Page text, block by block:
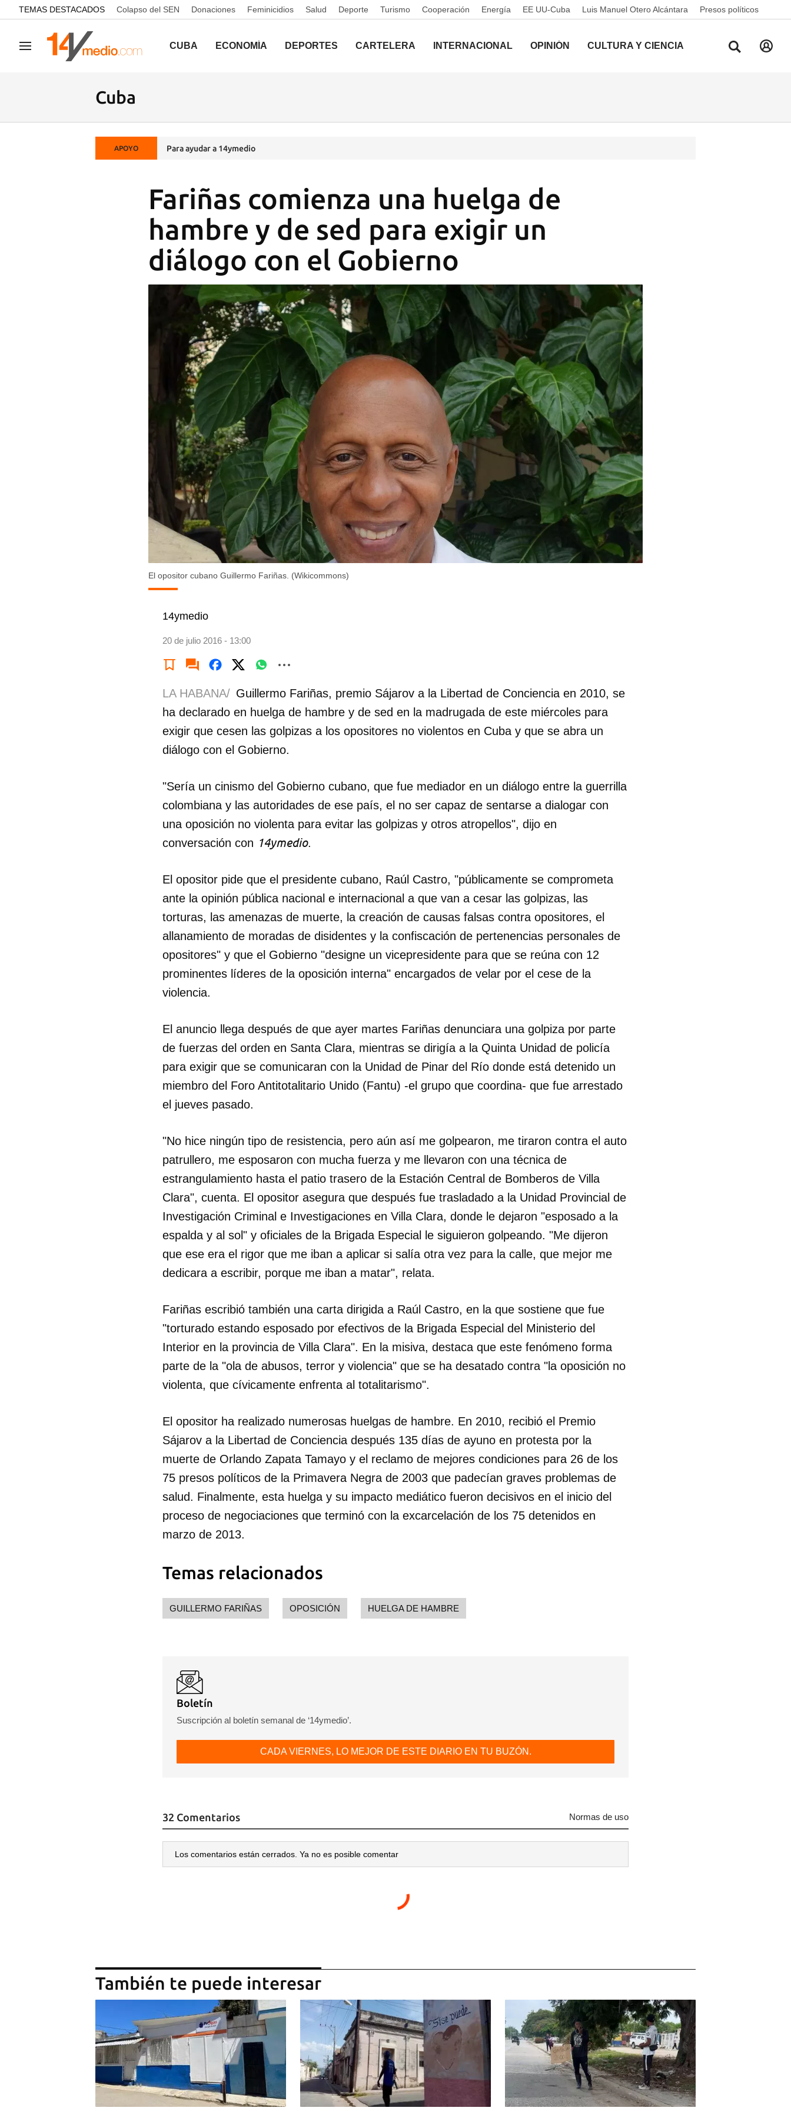
common.go-to-content
TEMAS DESTACADOS Colapso del SEN Donaciones Feminicidios Salud Deporte Turismo Cooperación Energía EE UU-Cuba Luis Manuel Otero Alcántara Presos políticos
Navegación CUBA ECONOMÍA DEPORTES CARTELERA INTERNACIONAL OPINIÓN CULTURA Y CIENCIA
Cuba
APOYO Para ayudar a 14ymedio
Fariñas comienza una huelga de
hambre y de sed para exigir un
diálogo con el Gobierno
El opositor cubano Guillermo Fariñas. (Wikicommons)
14ymedio
20 de julio 2016 - 13:00
Guardar como favorito
cuenta de 14ymedio.
INICIAR SESIÓN CANCELAR
LA HABANA/ Guillermo Fariñas, premio Sájarov a la Libertad de Conciencia en 2010, se
ha declarado en huelga de hambre y de sed en la madrugada de este miércoles para
exigir que cesen las golpizas a los opositores no violentos en Cuba y que se abra un
diálogo con el Gobierno.
"Sería un cinismo del Gobierno cubano, que fue mediador en un diálogo entre la guerrilla
colombiana y las autoridades de ese país, el no ser capaz de sentarse a dialogar con
una oposición no violenta para evitar las golpizas y otros atropellos", dijo en
conversación con 14ymedio.
El opositor pide que el presidente cubano, Raúl Castro, "públicamente se comprometa
ante la opinión pública nacional e internacional a que van a cesar las golpizas, las
torturas, las amenazas de muerte, la creación de causas falsas contra opositores, el
allanamiento de moradas de disidentes y la confiscación de pertenencias personales de
opositores" y que el Gobierno "designe un vicepresidente para que se reúna con 12
prominentes líderes de la oposición interna" encargados de velar por el cese de la
violencia.
El anuncio llega después de que ayer martes Fariñas denunciara una golpiza por parte
de fuerzas del orden en Santa Clara, mientras se dirigía a la Quinta Unidad de policía
para exigir que se comunicaran con la Unidad de Pinar del Río donde está detenido un
miembro del Foro Antitotalitario Unido (Fantu) -el grupo que coordina- que fue arrestado
el jueves pasado.
"No hice ningún tipo de resistencia, pero aún así me golpearon, me tiraron contra el auto
patrullero, me esposaron con mucha fuerza y me llevaron con una técnica de
estrangulamiento hasta el patio trasero de la Estación Central de Bomberos de Villa
Clara", cuenta. El opositor asegura que después fue trasladado a la Unidad Provincial de
Investigación Criminal e Investigaciones en Villa Clara, donde le dejaron "esposado a la
espalda y al sol" y oficiales de la Brigada Especial le siguieron golpeando. "Me dijeron
que ese era el rigor que me iban a aplicar si salía otra vez para la calle, que mejor me
dedicara a escribir, porque me iban a matar", relata.
Fariñas escribió también una carta dirigida a Raúl Castro, en la que sostiene que fue
"torturado estando esposado por efectivos de la Brigada Especial del Ministerio del
Interior en la provincia de Villa Clara". En la misiva, destaca que este fenómeno forma
parte de la "ola de abusos, terror y violencia" que se ha desatado contra "la oposición no
violenta, que cívicamente enfrenta al totalitarismo".
El opositor ha realizado numerosas huelgas de hambre. En 2010, recibió el Premio
Sájarov a la Libertad de Conciencia después 135 días de ayuno en protesta por la
muerte de Orlando Zapata Tamayo y el reclamo de mejores condiciones para 26 de los
75 presos políticos de la Primavera Negra de 2003 que padecían graves problemas de
salud. Finalmente, esta huelga y su impacto mediático fueron decisivos en el inicio del
proceso de negociaciones que terminó con la excarcelación de los 75 detenidos en
marzo de 2013.
Temas relacionados
GUILLERMO FARIÑAS OPOSICIÓN HUELGA DE HAMBRE
Boletín
Suscripción al boletín semanal de ‘14ymedio’.
CADA VIERNES, LO MEJOR DE ESTE DIARIO EN TU BUZÓN.
32 Comentarios Normas de uso
Los comentarios están cerrados. Ya no es posible comentar
También te puede interesar